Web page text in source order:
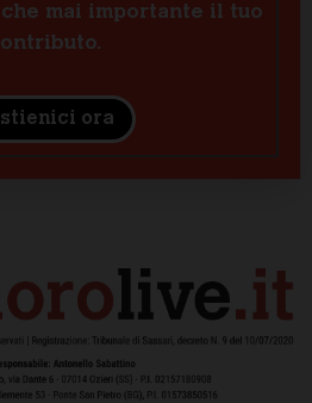
mai importante il tuo
ora